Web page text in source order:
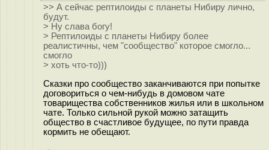
>> А сейчас рептилоиды с планеты Нибиру лично,
будут.
> Ну слава богу!
> Рептилоиды с планеты Нибиру более
реалистичны, чем "сообщество" которое смогло...
смогло
> хоть что-то)))
Сказки про сообщество заканчиваются при попытке
договориться о чем-нибудь в домовом чате
товарищества собственников жилья или в школьном
чате. Только сильной рукой можно затащить
общество в счастливое будущее, по пути правда
кормить не обещают.